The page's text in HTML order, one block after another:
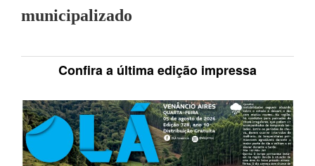
municipalizado
Confira a última edição impressa